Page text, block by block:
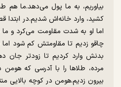
بیاوریم، به ما پول می‌دهد.ما
کشید، وارد خانه‌اش شدیم.در ابتدا
اما او به شدت مقاومت می‌کرد و
چاقو زدیم تا مقاومتش کم شود
بدنش وارد کردیم تا زودتر جان
مرده، طلاها را با آدرسی که هومن
بیرون زدیم.هومن در کوچه بالایی